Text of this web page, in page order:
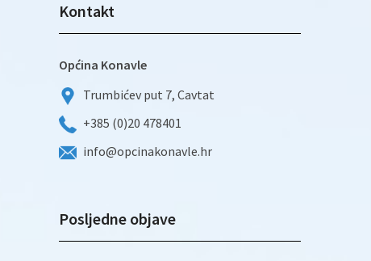
Kontakt
Općina Konavle
Trumbićev put 7, Cavtat
+385 (0)20 478401
info@opcinakonavle.hr
Posljedne objave